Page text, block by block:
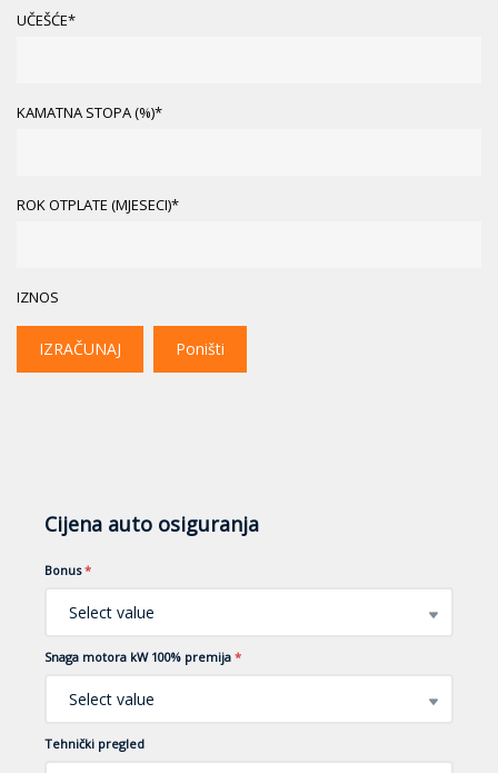
UČEŠĆE*
KAMATNA STOPA (%)*
ROK OTPLATE (MJESECI)*
IZNOS
IZRAČUNAJ Poništi
Cijena auto osiguranja
Bonus *
Select value
Snaga motora kW 100% premija *
Select value
Tehnički pregled